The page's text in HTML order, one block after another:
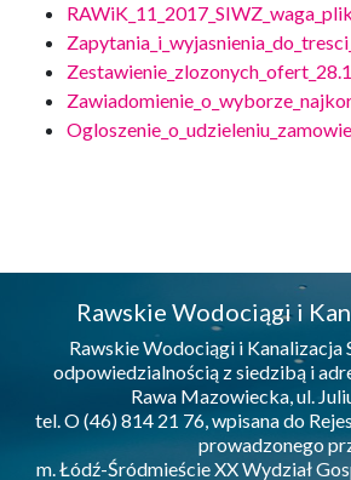
Rawskie Wodociągi i
Rawskie Wodociągi i Kanalizacja
odpowiedzialnością z siedzibą i
Rawa Mazowiecka, ul.
tel. O (46) 814 21 76, wpisana do
prowadzonego
m. Łódź-Śródmieście XX Wydział